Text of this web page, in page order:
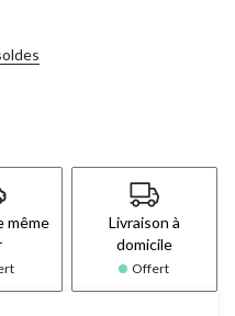
même
Livraison à
domicile
Offert